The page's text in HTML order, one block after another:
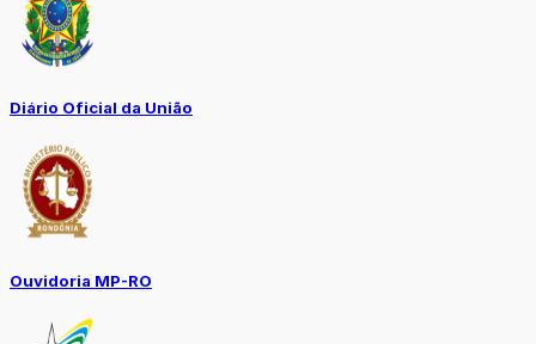
Diário Oficial da União
Ouvidoria MP-RO